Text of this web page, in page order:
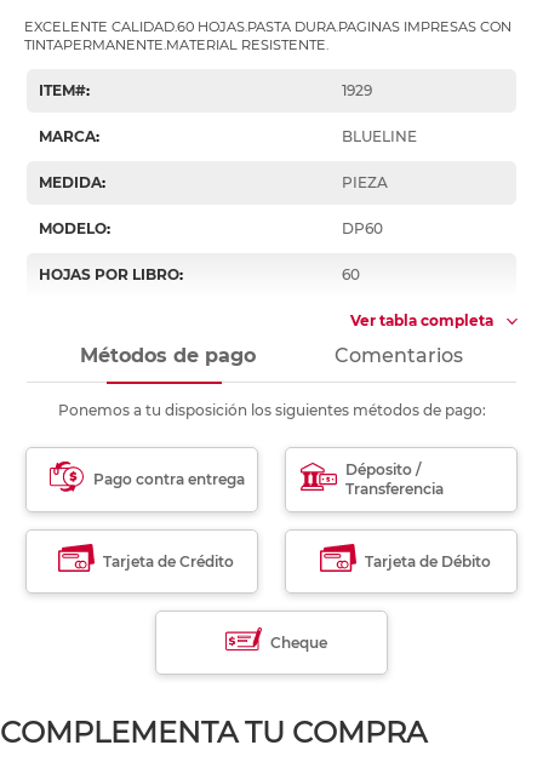
EXCELENTE CALIDAD.60 HOJAS.PASTA DURA.PAGINAS IMPRESAS CON
TINTAPERMANENTE.MATERIAL RESISTENTE.
ITEM#: 1929
MARCA: BLUELINE
MEDIDA: PIEZA
MODELO: DP60
HOJAS POR LIBRO: 60
Ver tabla completa
Métodos de pago Comentarios
Ponemos a tu disposición los siguientes métodos de pago:
Pago contra entrega
Déposito /
Transferencia
Tarjeta de Crédito Tarjeta de Débito
Cheque
COMPLEMENTA TU COMPRA